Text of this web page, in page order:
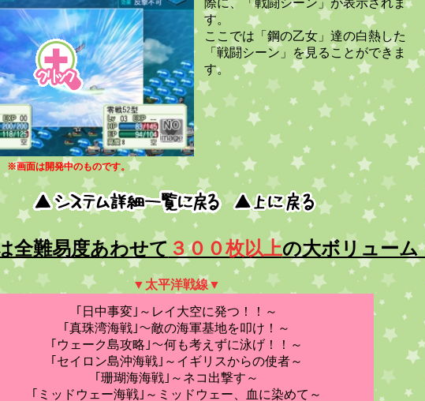
※画面は開発中のものです。
際に、「戦闘シーン」が表示されま
す。
ここでは「鋼の乙女」達の白熱した
「戦闘シーン」を見ることができま
す。
全難易度あわせて ３００枚以上の大ボリューム
▼太平洋戦線▼
｢日中事変｣～レイ大空に発つ！！～
｢真珠湾海戦｣～敵の海軍基地を叩け！～
｢ウェーク島攻略｣～何も考えずに泳げ！！～
｢セイロン島沖海戦｣～イギリスからの使者～
｢珊瑚海海戦｣～ネコ出撃す～
｢ミッドウェー海戦｣～ミッドウェー、血に染めて～